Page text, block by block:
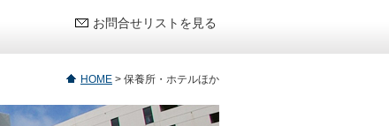
お問合せリストを見る
HOME > 保養所・ホテルほか